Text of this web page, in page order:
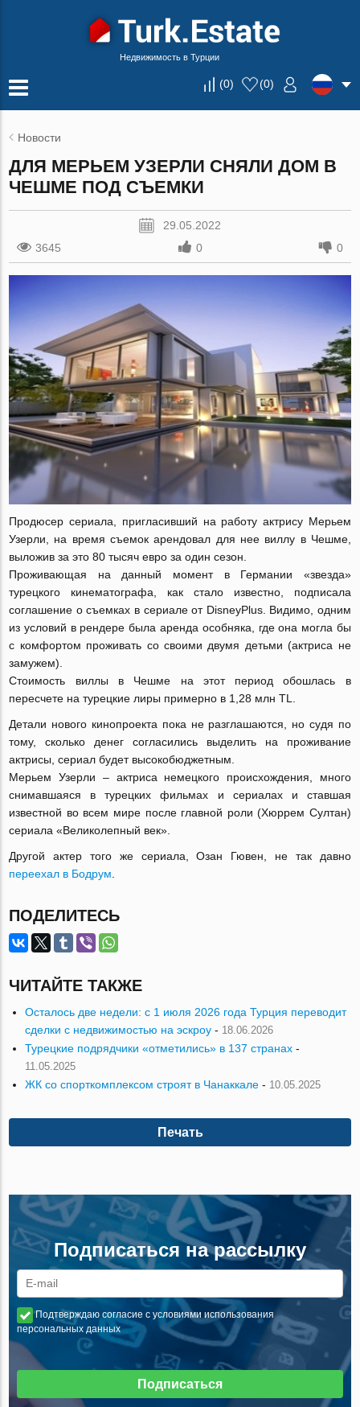
Недвижимость в Турции
(0) (0)
Новости
ДЛЯ МЕРЬЕМ УЗЕРЛИ СНЯЛИ ДОМ В
ЧЕШМЕ ПОД СЪЕМКИ
29.05.2022
3645
0 0
Продюсер сериала, пригласивший на работу актрису Мерьем
Узерли, на время съемок арендовал для нее виллу в Чешме,
выложив за это 80 тысяч евро за один сезон.
Проживающая на данный момент в Германии «звезда»
турецкого кинематографа, как стало известно, подписала
соглашение о съемках в сериале от DisneyPlus. Видимо, одним
из условий в рендере была аренда особняка, где она могла бы
с комфортом проживать со своими двумя детьми (актриса не
замужем).
Стоимость виллы в Чешме на этот период обошлась в
пересчете на турецкие лиры примерно в 1,28 млн TL.
Детали нового кинопроекта пока не разглашаются, но судя по
тому, сколько денег согласились выделить на проживание
актрисы, сериал будет высокобюджетным.
Мерьем Узерли – актриса немецкого происхождения, много
снимавшаяся в турецких фильмах и сериалах и ставшая
известной во всем мире после главной роли (Хюррем Султан)
сериала «Великолепный век».
Другой актер того же сериала, Озан Гювен, не так давно
переехал в Бодрум
ПОДЕЛИТЕСЬ
ЧИТАЙТЕ ТАКЖЕ
Осталось две недели: с 1 июля 2026 года Турция переводит
сделки с недвижимостью на эскроу - 18.06.2026
Турецкие подрядчики «отметились» в 137 странах -
11.05.2025
ЖК со спорткомплексом строят в Чанаккале - 10.05.2025
Печать
Подписаться на рассылку
Подтверждаю согласие с условиями использования
персональных данных
Подписаться